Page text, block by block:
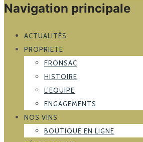
Navigation principale
ACTUALITÉS
PROPRIETE
FRONSAC
HISTOIRE
L’EQUIPE
ENGAGEMENTS
NOS VINS
BOUTIQUE EN LIGNE